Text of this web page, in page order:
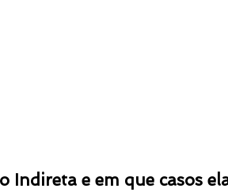
Indireta e em que casos